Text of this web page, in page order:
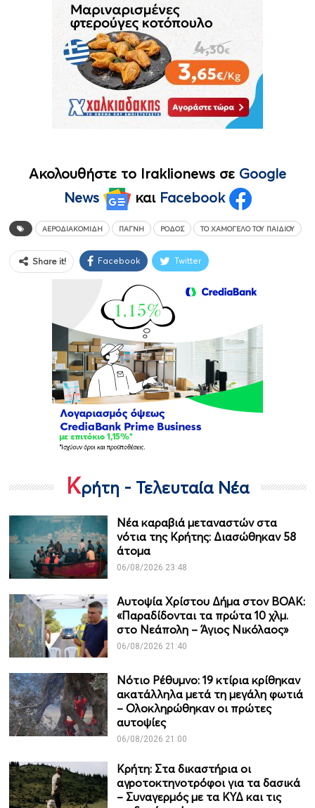
Ακολουθήστε το Iraklionews σε Google
News
και Facebook
ΑΕΡΟΔΙΑΚΟΜΙΔΉ ΠΑΓΝΗ ΡΌΔΟΣ ΤΟ ΧΑΜΌΓΕΛΟ ΤΟΥ ΠΑΙΔΙΟΎ
Share it! Facebook Twitter
Κρήτη - Τελευταία Νέα
Νέα καραβιά μεταναστών στα
νότια της Κρήτης: Διασώθηκαν 58
άτομα
06/08/2026 23:48
Αυτοψία Χρίστου Δήμα στον ΒΟΑΚ:
«Παραδίδονται τα πρώτα 10 χλμ.
στο Νεάπολη – Άγιος Νικόλαος»
06/08/2026 21:40
Νότιο Ρέθυμνο: 19 κτίρια κρίθηκαν
ακατάλληλα μετά τη μεγάλη φωτιά
– Ολοκληρώθηκαν οι πρώτες
αυτοψίες
06/08/2026 21:00
Κρήτη: Στα δικαστήρια οι
αγροτοκτηνοτρόφοι για τα δασικά
– Συναγερμός με τα ΚΥΔ και τις